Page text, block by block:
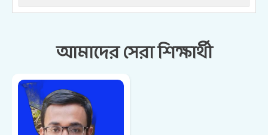
আমাদের সেরা শিক্ষার্থী